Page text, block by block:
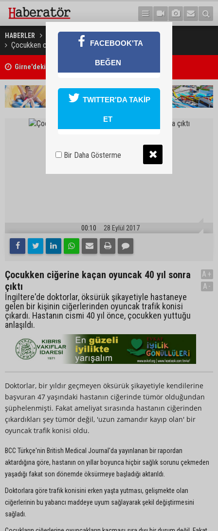
HABERLER SAĞLIK
Çocukken ciğerine kaçan oyuncak 40 yıl sonra çıktı
Kadını takip ederek saldırdığı açıklandı
00:10 28 Eylül 2017
Çocukken ciğerine kaçan oyuncak 40 yıl sonra
çıktı
İngiltere'de doktorlar, öksürük şikayetiyle hastaneye
gelen bir kişinin ciğerlerinden oyuncak trafik konisi
çıkardı. Hastanın cismi 40 yıl önce, çocukken yuttuğu
anlaşıldı.
A+
A-
Doktorlar, bir yıldır geçmeyen öksürük şikayetiyle kendilerine
başvuran 47 yaşındaki hastanın ciğerinde tümör olduğundan
şüphelenmişti. Fakat ameliyat sırasında hastanın ciğerinden
çıkardıkları şey tümör değil, 'uzun zamandır kayıp olan' bir
oyuncak trafik konisi oldu.
BCC Türkçe'nin British Medical Journal'da yayınlanan bir rapordan
aktardığına göre, hastanın on yıllar boyunca hiçbir sağlık sorunu çekmeden
yaşadığı fakat son dönemde öksürmeye başladığı aktarıldı.
Doktorlara göre trafik konisini erken yaşta yutması, gelişmekte olan
ciğerlerinin bu yabancı maddeye uyum sağlayarak şekil değiştirmesini
sağladı.
FACEBOOK'TA
BEĞEN
TWITTER'DA TAKİP
ET
Bir Daha Gösterme